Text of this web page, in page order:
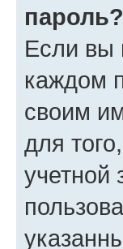
пароль?
Если вы
каждом
своим
для
учетной